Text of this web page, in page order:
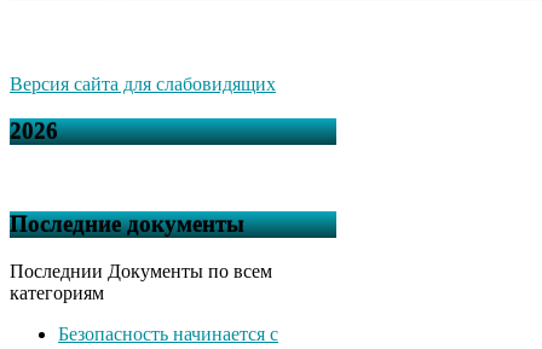
Версия сайта для слабовидящих
2026
Последние документы
Последнии Документы по всем
категориям
Безопасность начинается с